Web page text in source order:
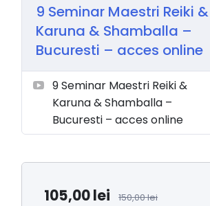
9 Seminar Maestri Reiki &
Karuna & Shamballa –
Bucuresti – acces online
9 Seminar Maestri Reiki &
Karuna & Shamballa –
Bucuresti – acces online
105,00lei 150,00lei